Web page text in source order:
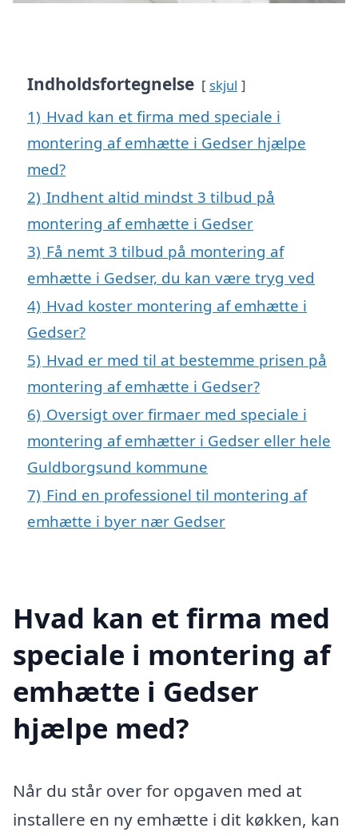
Indholdsfortegnelse skjul
1) Hvad kan et firma med speciale i
montering af emhætte i Gedser hjælpe
med?
2) Indhent altid mindst 3 tilbud på
montering af emhætte i Gedser
3) Få nemt 3 tilbud på montering af
emhætte i Gedser, du kan være tryg ved
4) Hvad koster montering af emhætte i
Gedser?
5) Hvad er med til at bestemme prisen på
montering af emhætte i Gedser?
6) Oversigt over firmaer med speciale i
montering af emhætter i Gedser eller hele
Guldborgsund kommune
7) Find en professionel til montering af
emhætte i byer nær Gedser
Hvad kan et firma med
speciale i montering af
emhætte i Gedser
hjælpe med?
Når du står over for opgaven med at
installere en ny emhætte i dit køkken, kan